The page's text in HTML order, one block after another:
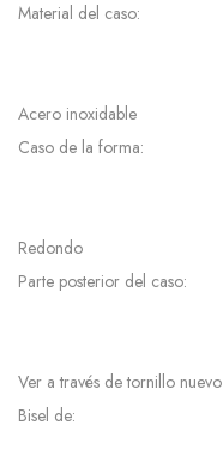
Material del caso:
Acero inoxidable
Caso de la forma:
Redondo
Parte posterior del caso:
Ver a través de tornillo nuevo
Bisel de: